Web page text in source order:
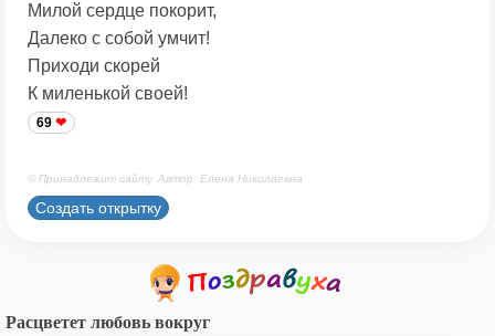
Милой сердце покорит,
Далеко с собой умчит!
Приходи скорей
К миленькой своей!
69
© Принадлежит сайту. Автор: Елена Николаевна
Создать открытку
Расцветет любовь вокруг